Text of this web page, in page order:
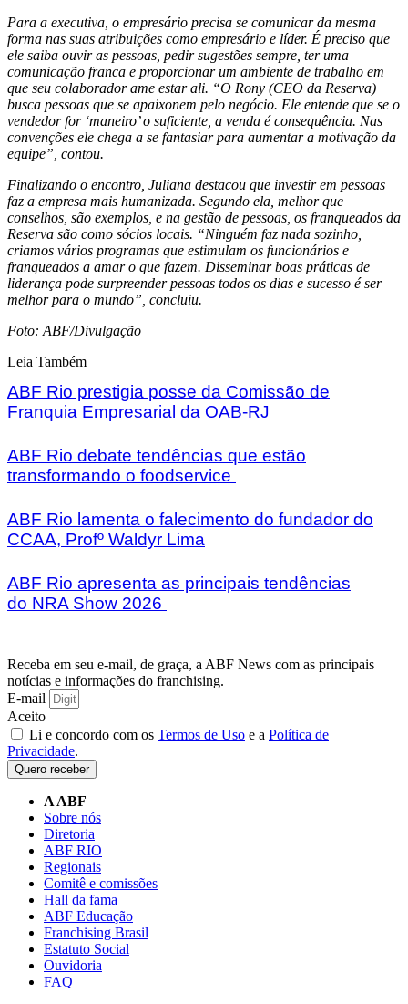
Para a executiva, o empresário precisa se comunicar da mesma
forma nas suas atribuições como empresário e líder. É preciso que
ele saiba ouvir as pessoas, pedir sugestões sempre, ter uma
comunicação franca e proporcionar um ambiente de trabalho em
que seu colaborador ame estar ali. “O Rony (CEO da Reserva)
busca pessoas que se apaixonem pelo negócio. Ele entende que se o
vendedor for ‘maneiro’ o suficiente, a venda é consequência. Nas
convenções ele chega a se fantasiar para aumentar a motivação da
equipe”, contou.
Finalizando o encontro, Juliana destacou que investir em pessoas
faz a empresa mais humanizada. Segundo ela, melhor que
conselhos, são exemplos, e na gestão de pessoas, os franqueados da
Reserva são como sócios locais. “Ninguém faz nada sozinho,
criamos vários programas que estimulam os funcionários e
franqueados a amar o que fazem. Disseminar boas práticas de
liderança pode surpreender pessoas todos os dias e sucesso é ser
melhor para o mundo”, concluiu.
Foto: ABF/Divulgação
Leia Também
ABF Rio prestigia posse da Comissão de
Franquia Empresarial da OAB-RJ
ABF Rio debate tendências que estão
transformando o foodservice
ABF Rio lamenta o falecimento do fundador do
CCAA, Profº Waldyr Lima
ABF Rio apresenta as principais tendências
do NRA Show 2026
Receba em seu e-mail, de graça, a ABF News com as principais
notícias e informações do franchising.
E-mail
Aceito
Li e concordo com os Termos de Uso e a Política de
Privacidade.
Quero receber
A ABF
Sobre nós
Diretoria
ABF RIO
Regionais
Comitê e comissões
Hall da fama
ABF Educação
Franchising Brasil
Estatuto Social
Ouvidoria
FAQ